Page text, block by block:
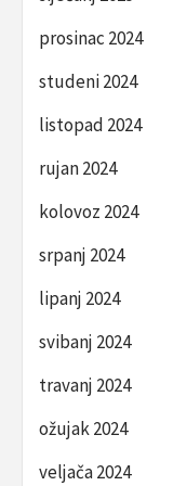
prosinac 2024
studeni 2024
listopad 2024
rujan 2024
kolovoz 2024
srpanj 2024
lipanj 2024
svibanj 2024
travanj 2024
ožujak 2024
veljača 2024